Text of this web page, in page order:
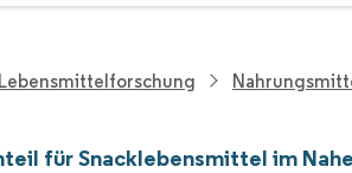
Lebensmittelforschung
für Snacklebensmittel im